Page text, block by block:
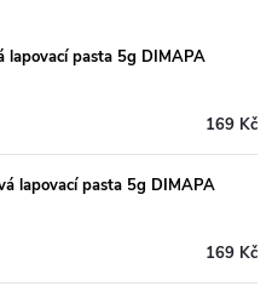
lapovací pasta 5g DIMAPA
169 Kč
lapovací pasta 5g DIMAPA
169 Kč